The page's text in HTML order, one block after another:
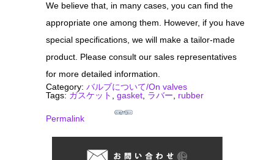
We believe that, in many cases, you can find the
appropriate one among them. However, if you have
special specifications, we will make a tailor-made
product. Please consult our sales representatives
for more detailed information.
Category: バルブについて/On valves
Tags: ガスケット gasket ラバー rubber
Permalink